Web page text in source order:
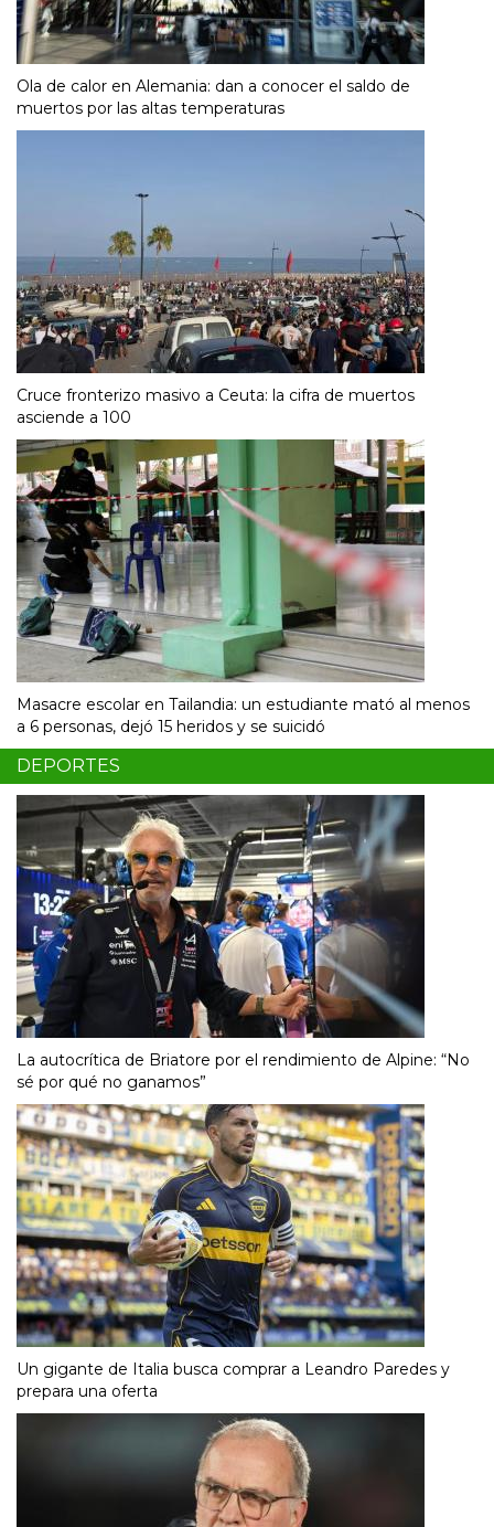
Ola de calor en Alemania: dan a conocer el saldo de
muertos por las altas temperaturas
Cruce fronterizo masivo a Ceuta: la cifra de muertos
asciende a 100
Masacre escolar en Tailandia: un estudiante mató al menos
a 6 personas, dejó 15 heridos y se suicidó
DEPORTES
La autocrítica de Briatore por el rendimiento de Alpine: “No
sé por qué no ganamos”
Un gigante de Italia busca comprar a Leandro Paredes y
prepara una oferta